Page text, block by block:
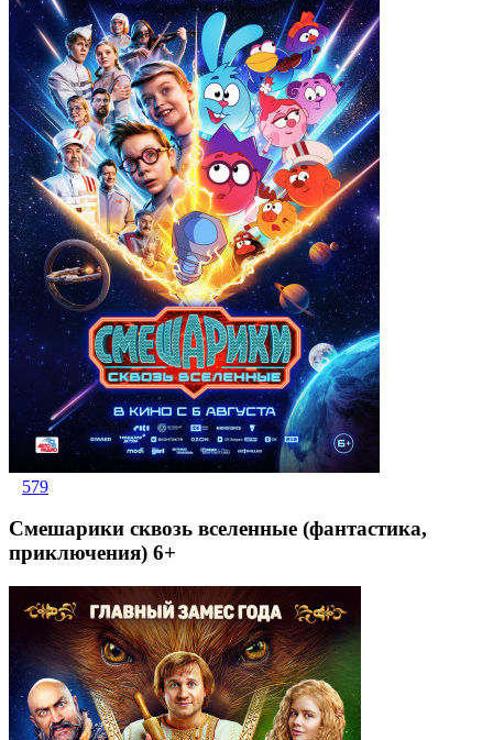
579
Смешарики сквозь вселенные (фантастика,
приключения) 6+